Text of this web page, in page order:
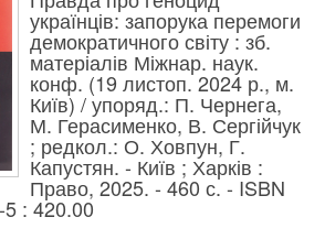
українців: запорука перемоги
демократичного світу : зб.
матеріалів Міжнар. наук.
конф. (19 листоп. 2024 р., м.
Київ) / упоряд.: П. Чернега,
М. Герасименко, В. Сергійчук
; редкол.: О. Ховпун, Г.
Капустян. - Київ ; Харків :
Право, 2025. - 460 с. - ISBN
: 420.00